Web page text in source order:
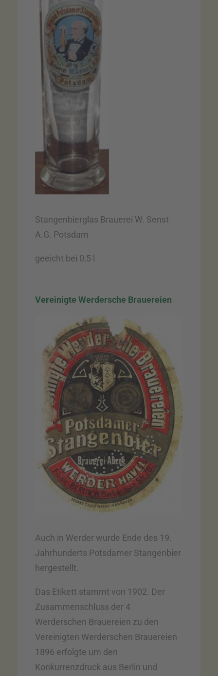
Stangenbierglas Brauerei W. Senst
A.G. Potsdam
geeicht bei 0,5 l
Vereinigte Werdersche Brauereien
Auch in Werder wurde Ende des 19.
Jahrhunderts Potsdamer Stangenbier
hergestellt.
Das Etikett stammt von 1902. Der
Zusammenschluss der 4
Werderschen Brauereien zu den
Vereinigten Werderschen Brauereien
1896 erfolgte um den
Konkurrenzdruck aus Berlin und